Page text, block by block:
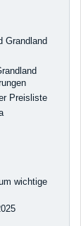
Grandland
Preisliste
wichtige